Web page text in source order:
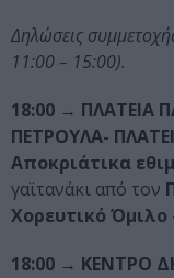
Δηλώσεις
11:00 – 15:00).
18:00 → ΠΛΑΤΕΙΑ
ΠΕΤΡΟΥΛΑ-
Αποκριάτικα
γαϊτανάκι από τον
Χορευτικό
18:00 → ΚΕΝΤΡΟ